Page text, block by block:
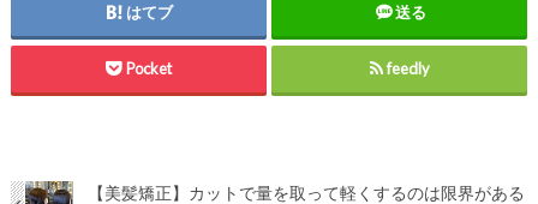
はてブ 送る
Pocket feedly
【美髪矯正】カットで量を取って軽くするのは限界がある